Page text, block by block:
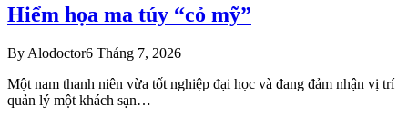
Hiểm họa ma túy “cỏ mỹ”
By Alodoctor6 Tháng 7, 2026
Một nam thanh niên vừa tốt nghiệp đại học và đang đảm nhận vị trí
quản lý một khách sạn…